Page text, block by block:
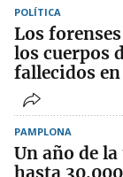
POLÍTICA
Los
los cuerpos
fallecidos
PAMPLONA
Un año de
hasta